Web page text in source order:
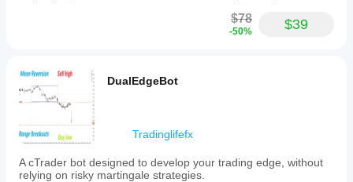
$78
-50% $39
DualEdgeBot
Tradinglifefx
A cTrader bot designed to develop your trading edge, without
relying on risky martingale strategies.